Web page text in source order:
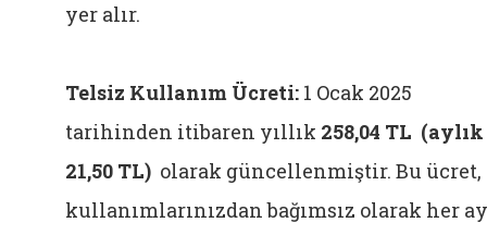
yer alır.
Telsiz Kullanım Ücreti: 1 Ocak 2025
tarihinden itibaren yıllık 258,04 TL (aylık
21,50 TL) olarak güncellenmiştir. Bu ücret,
kullanımlarınızdan bağımsız olarak her ay